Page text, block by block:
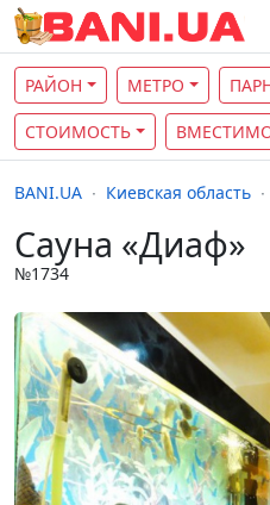
РАЙОН МЕТРО
СТОИМОСТЬ
BANI.UA Киевская область
Сауна «Диаф»
№1734